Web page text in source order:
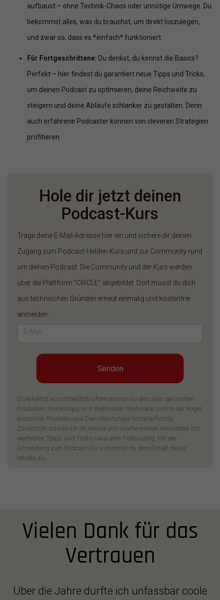
aufbaust – ohne Technik-Chaos oder unnötige Umwege. Du
bekommst alles, was du brauchst, um direkt loszulegen,
und zwar so, dass es *einfach* funktioniert.
Für Fortgeschrittene: Du denkst, du kennst die Basics?
Perfekt – hier findest du garantiert neue Tipps und Tricks,
um deinen Podcast zu optimieren, deine Reichweite zu
steigern und deine Abläufe schlanker zu gestalten. Denn
auch erfahrene Podcaster können von cleveren Strategien
profitieren.
Hole dir jetzt deinen
Podcast-Kurs
Trage deine E-Mail-Adresse hier ein und sichere dir deinen
Zugang zum Podcast-Helden-Kurs und zur Community rund
um deinen Podcast. Die Community und der Kurs werden
über die Plattform "CIRCLE" abgebildet. Dort musst du dich
aus technischen Gründen erneut einmalig und kostenfrei
anmelden.
Senden
Du erhältst ausschließlich Informationen zu den oben genannten
Produkten, Workshops und Webinaren. Webinare sind in der Regel
kostenfrei, Produkte und Dienstleistungen kostenpflichtig.
Zusätzlich schicke ich dir einmal pro Woche meinen Newsletter mit
wertvollen Tipps und Tricks rund ums Podcasting. Mit der
Anmeldung zum Podcast-Kurs stimmst du dem Erhalt dieser
Inhalte zu.
Vielen Dank für das
Vertrauen
Über die Jahre durfte ich unfassbar coole